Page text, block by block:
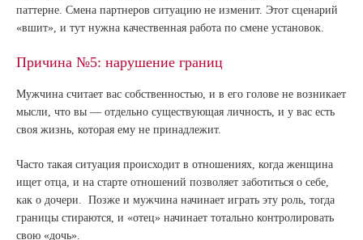
паттерне. Смена партнеров ситуацию не изменит. Этот сценарий
«вшит», и тут нужна качественная работа по смене установок.
Причина №5: нарушение границ
Мужчина считает вас собственностью, и в его голове не возникает
мысли, что вы — отдельно существующая личность, и у вас есть
своя жизнь, которая ему не принадлежит.
Часто такая ситуация происходит в отношениях, когда женщина
ищет отца, и на старте отношений позволяет заботиться о себе,
как о дочери. Позже и мужчина начинает играть эту роль, тогда
границы стираются, и «отец» начинает тотально контролировать
свою «дочь».